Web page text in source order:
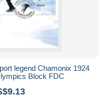
legend Chamonix 1924
Block FDC